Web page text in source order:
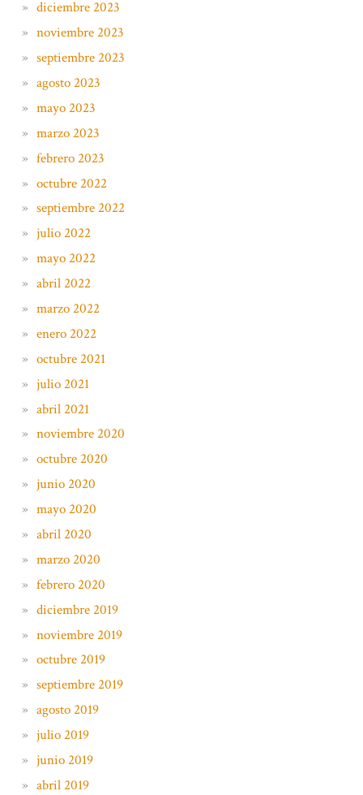
diciembre 2023
noviembre 2023
septiembre 2023
agosto 2023
mayo 2023
marzo 2023
febrero 2023
octubre 2022
septiembre 2022
julio 2022
mayo 2022
abril 2022
marzo 2022
enero 2022
octubre 2021
julio 2021
abril 2021
noviembre 2020
octubre 2020
junio 2020
mayo 2020
abril 2020
marzo 2020
febrero 2020
diciembre 2019
noviembre 2019
octubre 2019
septiembre 2019
agosto 2019
julio 2019
junio 2019
abril 2019